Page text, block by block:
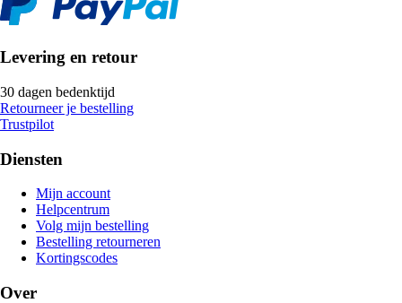
Levering en retour
30 dagen bedenktijd
Retourneer je bestelling
Trustpilot
Diensten
Mijn account
Helpcentrum
Volg mijn bestelling
Bestelling retourneren
Kortingscodes
Over